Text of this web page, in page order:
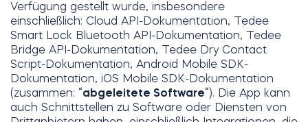
Verfügung gestellt wurde, insbesondere
einschließlich: Cloud API-Dokumentation, Tedee
Smart Lock Bluetooth API-Dokumentation, Tedee
Bridge API-Dokumentation, Tedee Dry Contact
Script-Dokumentation, Android Mobile SDK-
Dokumentation, iOS Mobile SDK-Dokumentation
(zusammen: “abgeleitete Software“). Die App kann
auch Schnittstellen zu Software oder Diensten von